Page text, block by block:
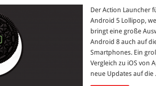
Der Action Launcher
Android 5 Lollipop,
bringt eine große
Android 8 auch auf
Smartphones. Ein
Vergleich zu iOS von
neue Updates auf die